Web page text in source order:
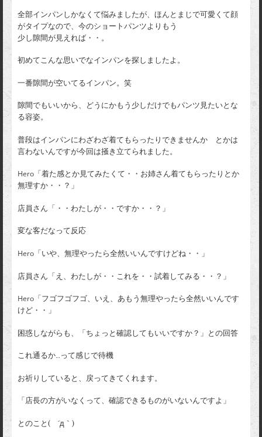
全部インパンしかなくて悩みましたが、ほんとまじで可愛くて顔
がタイプなので、今のショートパンツよりもう
少し隙間が見えれば・・。
初めてこんな思いでなインパンを探しましたよ。
一番隙間が空いてるインパン。笑
隙間でもいいから、どうにかもう少しだけでもパンツ見たいとな
る容姿。
普段はインパンにわざわざ着てもらったりできませんか とかは
言わないんですが今回は掻き立てられました。
Hero「着た感とか見てみたくて・・お姉さん着てもらったりとか
無理すか・・？」
店員さん「・・わたしが・・ですか・・？」
変な客だなって反応
Hero「いや、無理やったら全然いいんですけどね・・」
店員さん「え、わたしが・・これを・・試着してみる・・？」
Hero「フゴフゴフゴ、いえ、あもう無理やったら全然いいんです
けど・・」
困惑しながらも、「ちょっと確認してもいいですか？」との回答
これ通るか…って感じで待機
お祈りしていると、戻ってきてくれます。
「店長の方がいなくって、確認できるものがいないんですよ」
とのこと( ´д｀)